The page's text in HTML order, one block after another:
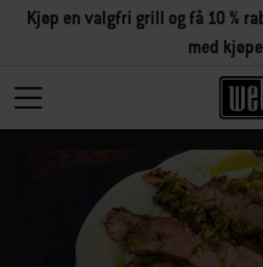
Kjøp en valgfri grill og få 10 %
med